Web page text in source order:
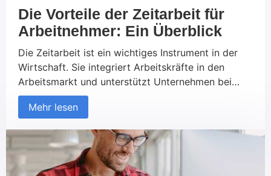
Die Vorteile der Zeitarbeit für
Arbeitnehmer: Ein Überblick
Die Zeitarbeit ist ein wichtiges Instrument in der
Wirtschaft. Sie integriert Arbeitskräfte in den
Arbeitsmarkt und unterstützt Unternehmen bei
personellen Engpässen. Wir haben Ihnen einen
Artikel über die Vorteile der Zeitarbeit für
Zeitarbeit ist und wie Sie Ihnen helfen kann. Sie
erhalten einen Überblick über die Arbeitsform und
verstehen inwieweit […]
Mehr lesen